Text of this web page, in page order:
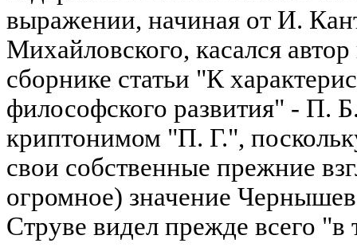
выражении, начиная от И.
Михайловского, касался
сборнике статьи "К
философского развития" - П.
криптонимом "П. Г.",
свои собственные прежние
огромное) значение
Струве видел прежде всего